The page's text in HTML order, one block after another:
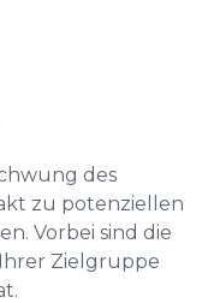
des
zu potenziellen
Vorbei sind die
Zielgruppe